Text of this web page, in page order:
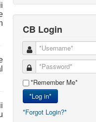
CB Login
*Remember Me*
*Log in*
*Forgot Login?*